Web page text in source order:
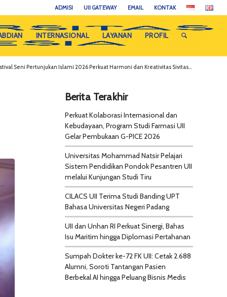
ADMISI UII GATEWAY EMAIL KONTAK
INTERNASIONAL LAYANAN PROFIL
Seni Pertunjukan Islami 2026 Perkuat Harmoni dan Kreativitas Sivitas...
Berita Terakhir
Perkuat Kolaborasi Internasional dan
Kebudayaan, Program Studi Farmasi UII
Gelar Pembukaan G-PICE 2026
Universitas Mohammad Natsir Pelajari
Sistem Pendidikan Pondok Pesantren UII
melalui Kunjungan Studi Tiru
CILACS UII Terima Studi Banding UPT
Bahasa Universitas Negeri Padang
UII dan Unhan RI Perkuat Sinergi, Bahas
Isu Maritim hingga Diplomasi Pertahanan
Sumpah Dokter ke-72 FK UII: Cetak 2.688
Alumni, Soroti Tantangan Pasien
Berbekal AI hingga Peluang Bisnis Medis